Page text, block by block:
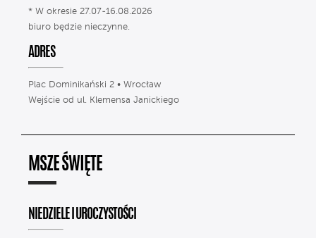
* W okresie 27.07-16.08.2026
biuro będzie nieczynne.
ADRES
Plac Dominikański 2 • Wrocław
Wejście od ul. Klemensa Janickiego
MSZE ŚWIĘTE
NIEDZIELE I UROCZYSTOŚCI